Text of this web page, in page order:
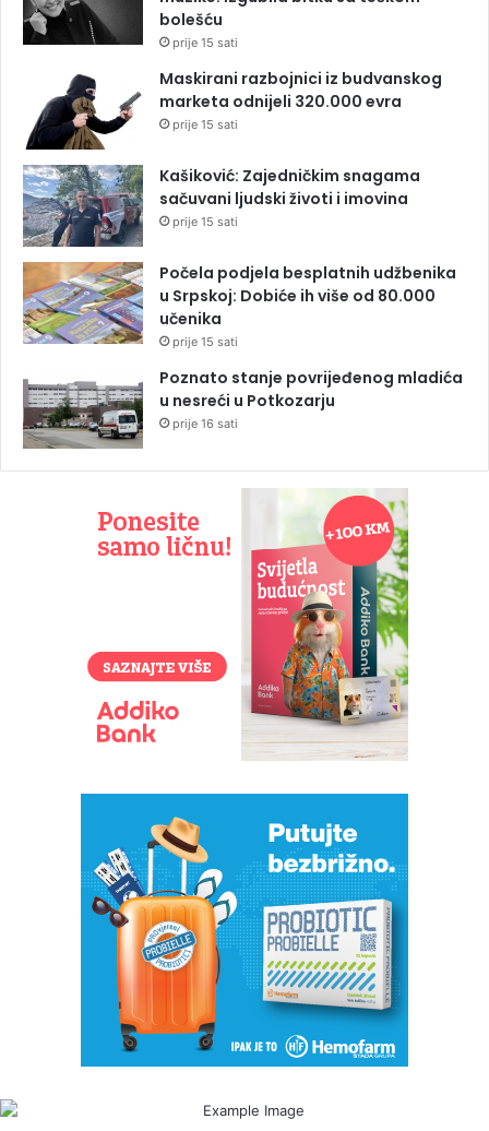
bolešću
prije 15 sati
Maskirani razbojnici iz budvanskog
marketa odnijeli 320.000 evra
prije 15 sati
Kašiković: Zajedničkim snagama
sačuvani ljudski životi i imovina
prije 15 sati
Počela podjela besplatnih udžbenika
u Srpskoj: Dobiće ih više od 80.000
učenika
prije 15 sati
Poznato stanje povrijeđenog mladića
u nesreći u Potkozarju
prije 16 sati